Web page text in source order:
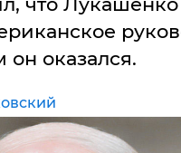
он оказался.